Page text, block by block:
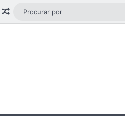
Artigo aleatório